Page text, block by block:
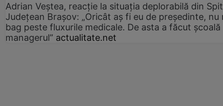
Adrian Veștea, reacție la situația deplorabilă din
Județean Brașov: „Oricât aș fi eu de președinte, nu
bag peste fluxurile medicale. De asta a făcut școală
managerul” actualitate.net